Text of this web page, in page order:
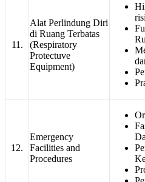
11.
Alat Perlindung Diri
di Ruang Terbatas
(Respiratory
Protectuve
Equipment)
12.
Emergency
Facilities and
Procedures